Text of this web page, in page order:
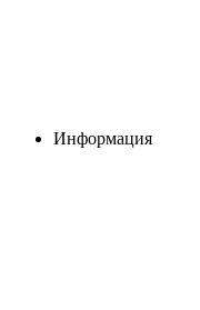
Информация